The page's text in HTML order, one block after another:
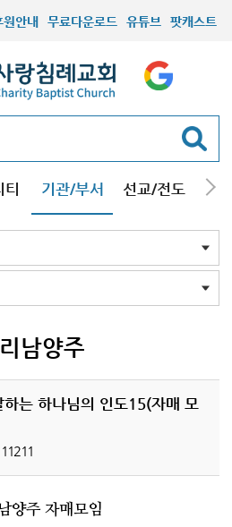
원안내 무료다운로드 유튜브 팟캐스트
기관/부서 선교/전도 질
남양주
하는 하나님의 인도15(자매 모
11211
양주 자매모임